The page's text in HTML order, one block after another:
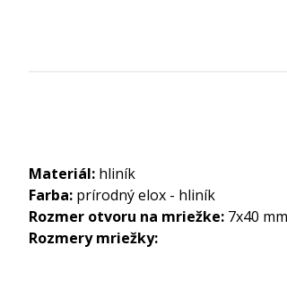
Materiál: hliník
Farba: prírodný elox - hliník
Rozmer otvoru na mriežke: 7x40 mm
Rozmery mriežky: